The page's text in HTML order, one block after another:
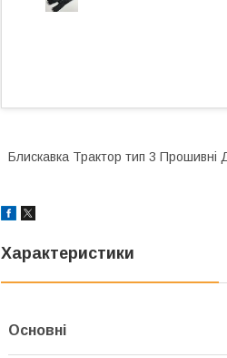
Блискавка Трактор тип 3
Характеристики
Основні